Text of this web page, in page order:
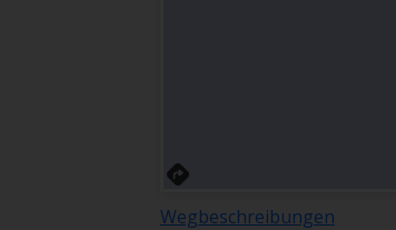
Wegbeschreibungen